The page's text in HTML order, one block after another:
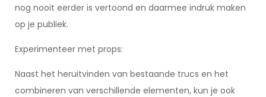
nog nooit eerder is vertoond en daarmee indruk maken
op je publiek.
Experimenteer met props:
Naast het heruitvinden van bestaande trucs en het
combineren van verschillende elementen, kun je ook